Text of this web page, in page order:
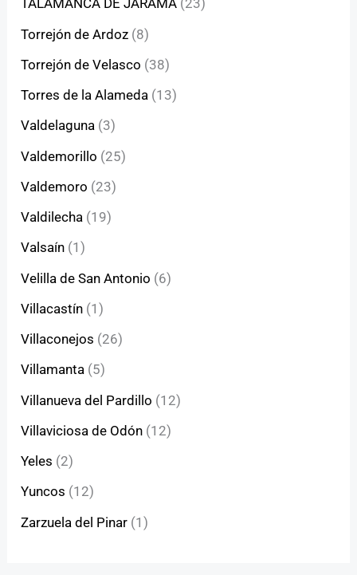
TALAMANCA DE JARAMA (23)
Torrejón de Ardoz (8)
Torrejón de Velasco (38)
Torres de la Alameda (13)
Valdelaguna (3)
Valdemorillo (25)
Valdemoro (23)
Valdilecha (19)
Valsaín (1)
Velilla de San Antonio (6)
Villacastín (1)
Villaconejos (26)
Villamanta (5)
Villanueva del Pardillo (12)
Villaviciosa de Odón (12)
Yeles (2)
Yuncos (12)
Zarzuela del Pinar (1)